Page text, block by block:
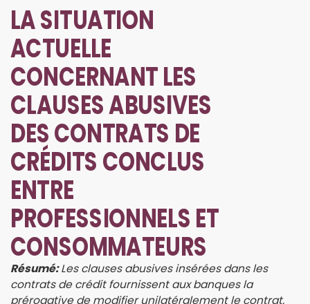
LA SITUATION
ACTUELLE
CONCERNANT LES
CLAUSES ABUSIVES
DES CONTRATS DE
CRÉDITS CONCLUS
ENTRE
PROFESSIONNELS ET
CONSOMMATEURS
Résumé:Les clauses abusives insérées dans les
contrats de crédit fournissent aux banques la
prérogative de modifier unilatéralement le contrat,